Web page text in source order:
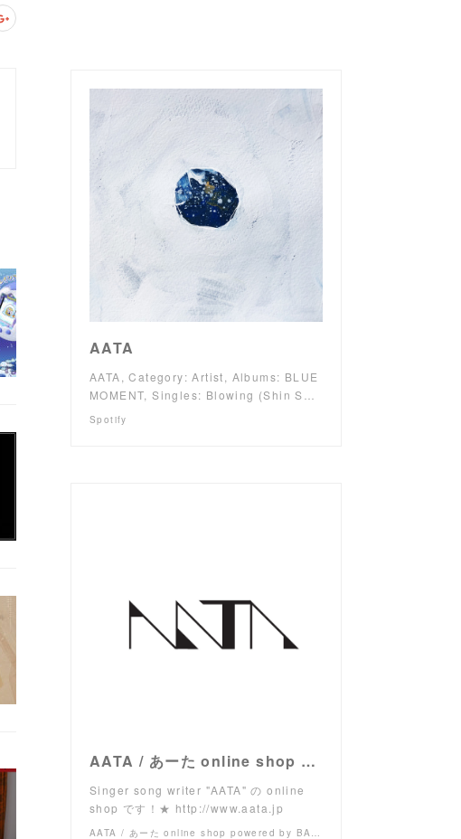
AATA, Category: Artist, Albums: BLUE
Singer song writer "AATA" の online